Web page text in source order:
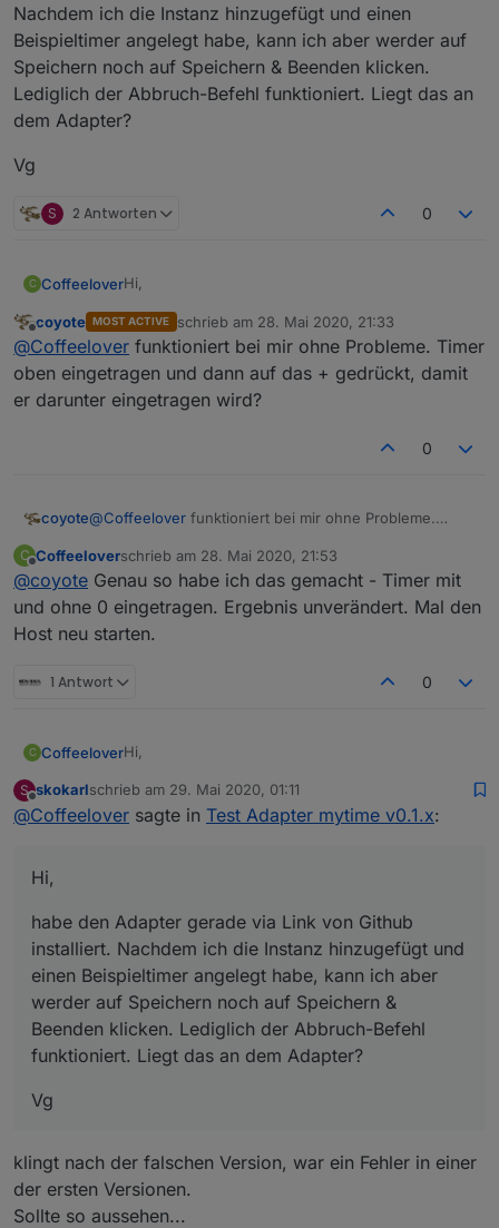
Nachdem ich die Instanz hinzugefügt und einen
Beispieltimer angelegt habe, kann ich aber werder auf
Speichern noch auf Speichern & Beenden klicken.
Lediglich der Abbruch-Befehl funktioniert. Liegt das an
dem Adapter?
Vg
S 2 Antworten 0
C CoffeeloverHi,
habe den Adapter gerade via Link von Github
installiert. Nachdem ich die Instanz hinzugefügt
und einen Beispieltimer angelegt habe, kann ich
aber werder auf Speichern noch auf Speichern &
Beenden klicken. Lediglich der Abbruch-Befehl
Vg
Offline
coyote MOST ACTIVE schrieb am 28. Mai 2020, 21:33
zuletzt editiert von
@Coffeelover funktioniert bei mir ohne Probleme. Timer
oben eingetragen und dann auf das + gedrückt, damit
er darunter eingetragen wird?
0
coyote@Coffeelover funktioniert bei mir ohne Probleme.
damit er darunter eingetragen wird?
C
Offline
Coffeeloverschrieb am 28. Mai 2020, 21:53
zuletzt editiert von
@coyote Genau so habe ich das gemacht - Timer mit
und ohne 0 eingetragen. Ergebnis unverändert. Mal den
Host neu starten.
1 Antwort 0
C CoffeeloverHi,
habe den Adapter gerade via Link von Github
installiert. Nachdem ich die Instanz hinzugefügt
S
Offline
skokarlschrieb am 29. Mai 2020, 01:11
zuletzt editiert von
@Coffeelover sagte in Test Adapter mytime v0.1.x:
Hi,
habe den Adapter gerade via Link von Github
installiert. Nachdem ich die Instanz hinzugefügt und
einen Beispieltimer angelegt habe, kann ich aber
werder auf Speichern noch auf Speichern &
Beenden klicken. Lediglich der Abbruch-Befehl
funktioniert. Liegt das an dem Adapter?
Vg
klingt nach der falschen Version, war ein Fehler in einer
der ersten Versionen.
Sollte so aussehen...